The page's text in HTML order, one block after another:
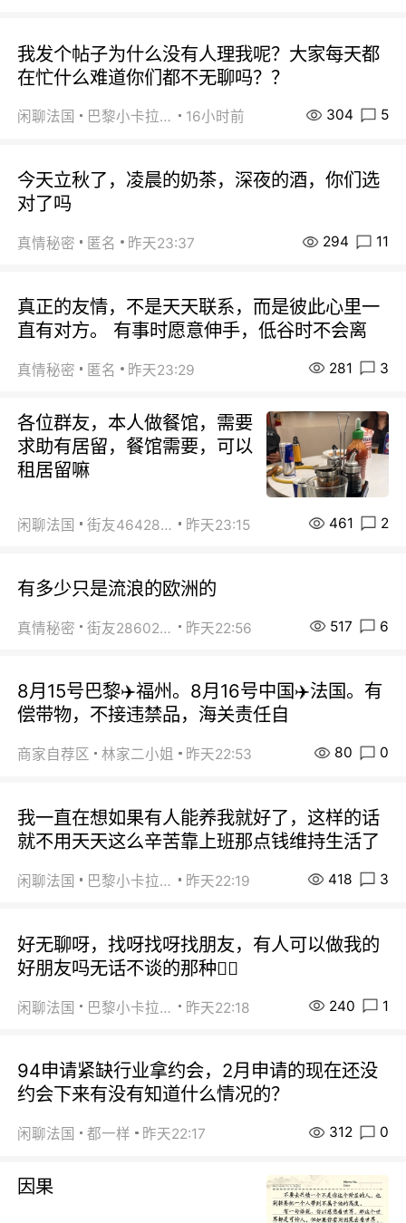
我发个帖子为什么没有人理我呢？大家每天都
在忙什么难道你们都不无聊吗？？
闲聊法国 巴黎小卡拉咪 16小时前 304 5
今天立秋了，凌晨的奶茶，深夜的酒，你们选
对了吗
真情秘密 匿名 昨天23:37 294 11
真正的友情，不是天天联系，而是彼此心里一
直有对方。 有事时愿意伸手，低谷时不会离
真情秘密 匿名 昨天23:29 281 3
各位群友，本人做餐馆，需要
求助有居留，餐馆需要，可以
租居留嘛
闲聊法国 街友46428878 昨天23:15 461 2
有多少只是流浪的欧洲的
真情秘密 街友28602925 昨天22:56 517 6
8月15号巴黎✈️福州。8月16号中国✈️法国。有
偿带物，不接违禁品，海关责任自
商家自荐区 林家二小姐 昨天22:53 80 0
我一直在想如果有人能养我就好了，这样的话
就不用天天这么辛苦靠上班那点钱维持生活了
闲聊法国 巴黎小卡拉咪 昨天22:19 418 3
好无聊呀，找呀找呀找朋友，有人可以做我的
好朋友吗无话不谈的那种😮‍💨
闲聊法国 巴黎小卡拉咪 昨天22:18 240 1
94申请紧缺行业拿约会，2月申请的现在还没
约会下来有没有知道什么情况的？
闲聊法国 都一样 昨天22:17 312 0
因果